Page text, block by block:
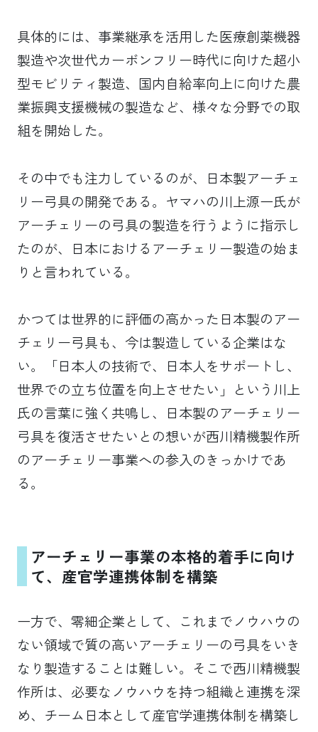
具体的には、事業継承を活用した医療創薬機器
製造や次世代カーボンフリー時代に向けた超小
型モビリティ製造、国内自給率向上に向けた農
業振興支援機械の製造など、様々な分野での取
組を開始した。
その中でも注力しているのが、日本製アーチェ
リー弓具の開発である。ヤマハの川上源一氏が
アーチェリーの弓具の製造を行うように指示し
たのが、日本におけるアーチェリー製造の始ま
りと言われている。
かつては世界的に評価の高かった日本製のアー
チェリー弓具も、今は製造している企業はな
い。「日本人の技術で、日本人をサポートし、
世界での立ち位置を向上させたい」という川上
氏の言葉に強く共鳴し、日本製のアーチェリー
弓具を復活させたいとの想いが西川精機製作所
のアーチェリー事業への参入のきっかけであ
る。
アーチェリー事業の本格的着手に向け
て、産官学連携体制を構築
一方で、零細企業として、これまでノウハウの
ない領域で質の高いアーチェリーの弓具をいき
なり製造することは難しい。そこで西川精機製
作所は、必要なノウハウを持つ組織と連携を深
め、チーム日本として産官学連携体制を構築し